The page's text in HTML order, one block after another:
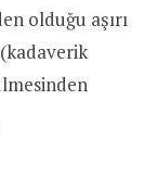
olduğu aşırı
(kadaverik